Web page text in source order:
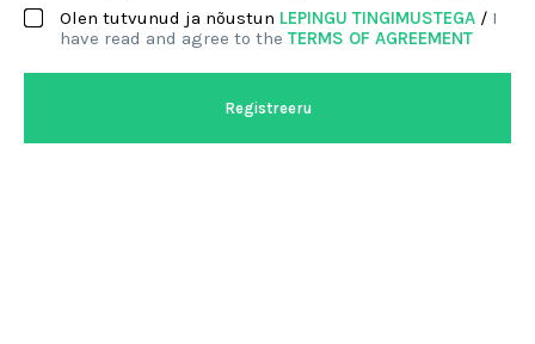
Olen tutvunud ja nõustun LEPINGU TINGIMUSTEGA / I
have read and agree to the TERMS OF AGREEMENT
Registreeru